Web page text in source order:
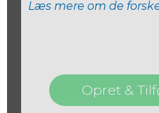
Læs mere om de
Opret &